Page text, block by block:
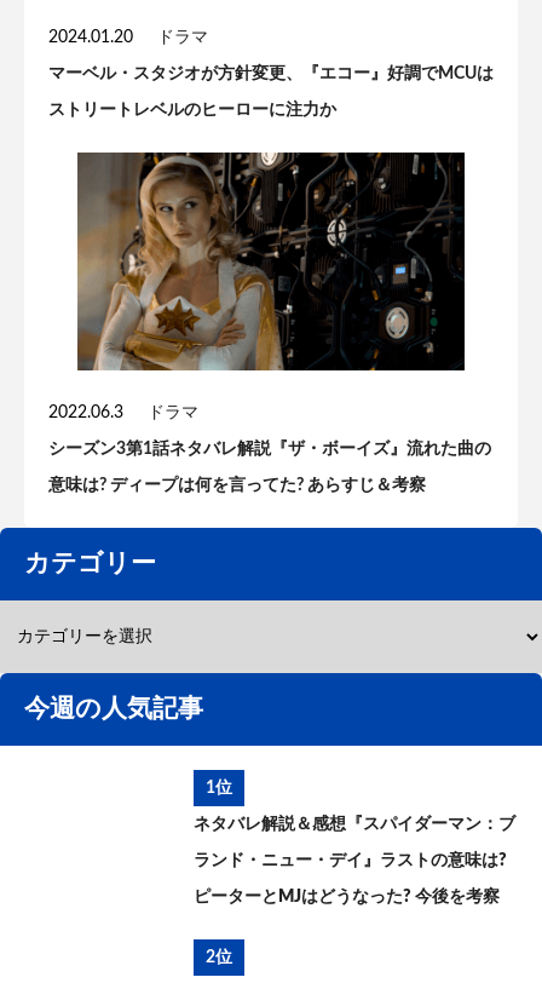
2024.01.20 ドラマ
マーベル・スタジオが方針変更、『エコー』好調でMCUは
ストリートレベルのヒーローに注力か
2022.06.3 ドラマ
シーズン3第1話ネタバレ解説『ザ・ボーイズ』流れた曲の
意味は? ディープは何を言ってた? あらすじ＆考察
カテゴリー
今週の人気記事
1位
ネタバレ解説＆感想『スパイダーマン：ブ
ランド・ニュー・デイ』ラストの意味は?
ピーターとMJはどうなった? 今後を考察
2位